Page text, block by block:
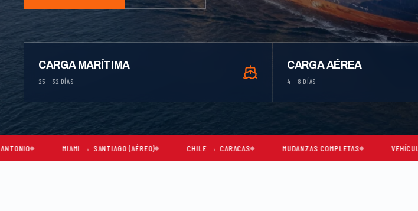
CARGA MARÍTIMA
25 – 32 DÍAS
CARGA AÉREA
4 – 8 DÍAS
MIAMI → SANTIAGO (AÉREO) CHILE → CARACAS MUDANZAS COMPLETAS VEHÍCULOS Y MAQUINARIA